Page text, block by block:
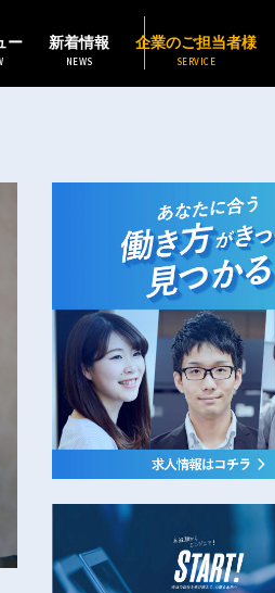
ー 新着情報
NEWS
企業のご担当者様
SERVICE